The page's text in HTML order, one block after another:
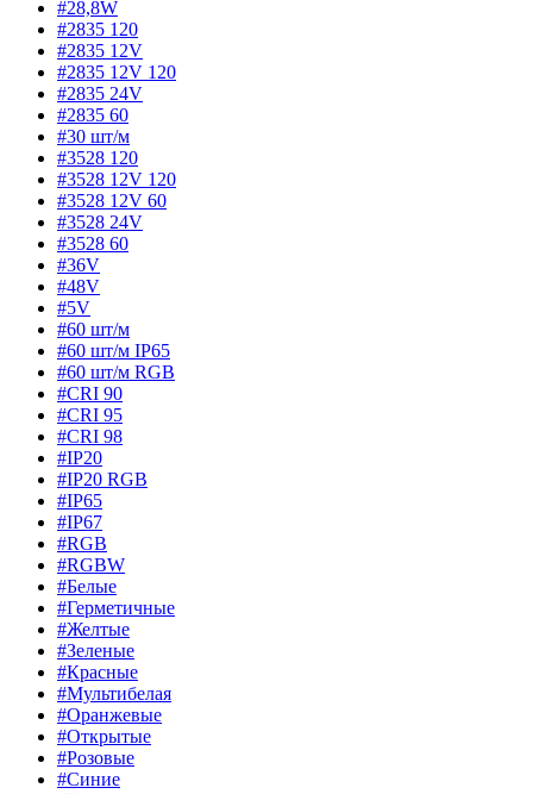
#28,8W
#2835 120
#2835 12V
#2835 12V 120
#2835 24V
#2835 60
#30 шт/м
#3528 120
#3528 12V 120
#3528 12V 60
#3528 24V
#3528 60
#36V
#48V
#5V
#60 шт/м
#60 шт/м IP65
#60 шт/м RGB
#CRI 90
#CRI 95
#CRI 98
#IP20
#IP20 RGB
#IP65
#IP67
#RGB
#RGBW
#Белые
#Герметичные
#Желтые
#Зеленые
#Красные
#Мультибелая
#Оранжевые
#Открытые
#Розовые
#Синие